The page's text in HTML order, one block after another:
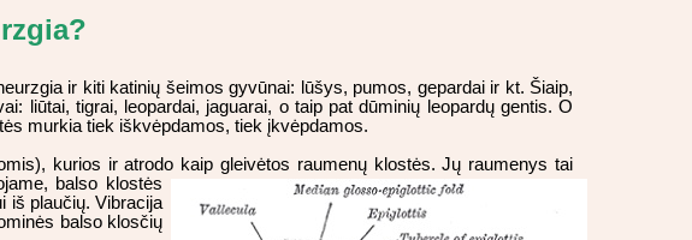
ir kiti katinių šeimos gyvūnai: lūšys, pumos, gepardai ir kt. Šiaip,
liūtai, tigrai, leopardai, jaguarai, o taip pat dūminių leopardų gentis. O
murkia tiek iškvėpdamos, tiek įkvėpdamos.
kurios ir atrodo kaip gleivėtos raumenų klostės. Jų raumenys tai
balso klostės
iš plaučių. Vibracija
balso klosčių